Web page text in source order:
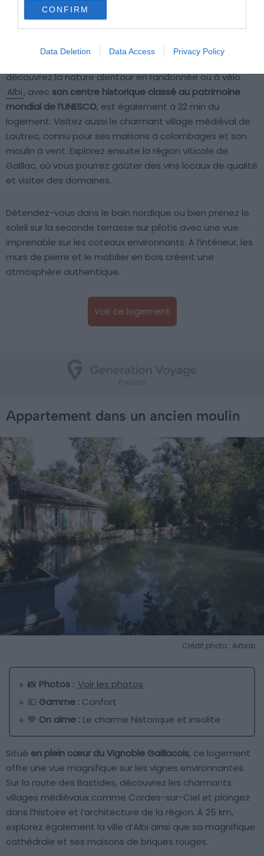
CONFIRM
Data Deletion Data Access Privacy Policy
Gamme :Luxueux
💙On aime :Le bain nordique sur la terrasse
découvrez la nature alentour en randonnée ou à vélo.
Albi, avec son centre historique classé au patrimoine
mondial de l’UNESCO, est également à 22 min du
logement. Visitez aussi le charmant village médiéval de
Lautrec, connu pour ses maisons à colombages et son
moulin à vent. Explorez ensuite la région viticole de
Gaillac, où vous pourrez goûter des vins locaux de qualité
et visiter des domaines.
Détendez-vous dans le bain nordique ou bien prenez le
soleil sur la seconde terrasse sur pilotis avec une vue
imprenable sur les coteaux environnants. À l’intérieur, les
murs de pierre et le mobilier en bois créent une
atmosphère authentique.
Voir ce logement
Appartement dans un ancien moulin
Crédit photo : Airbnb
📸 Photos : Voir les photos
💶 Gamme : Confort
💙 On aime : Le charme historique et insolite
Situé en plein cœur du Vignoble Gaillacois, ce logement
offre une vue magnifique sur les vignes environnantes.
Sur la route des Bastides, découvrez les charmants
villages médiévaux comme Cordes-sur-Ciel et plongez
dans l’histoire et l’architecture de la région. À 25 km,
explorez également la ville d’Albi ainsi que sa magnifique
cathédrale et ses maisons de briques rouges.